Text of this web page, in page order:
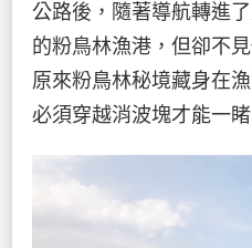
公路後，隨著導航轉進
的粉鳥林漁港，但卻不
原來粉鳥林秘境藏身在
必須穿越消波塊才能一睹